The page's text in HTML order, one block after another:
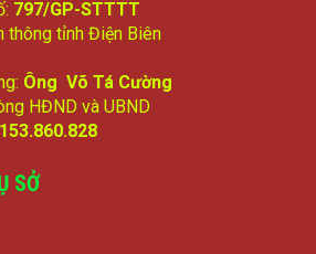
797/GP-STTTT
thông tỉnh Điện Biên
Ông Võ Tá Cường
HĐND và UBND
SỞ